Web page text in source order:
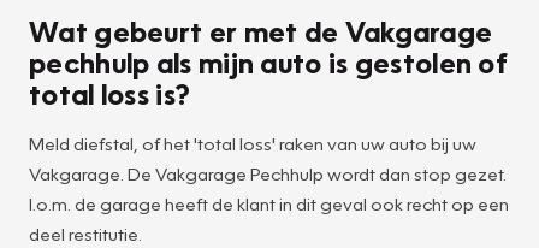
Wat gebeurt er met de Vakgarage
pechhulp als mijn auto is gestolen of
total loss is?
Meld diefstal, of het 'total loss' raken van uw auto bij uw
Vakgarage. De Vakgarage Pechhulp wordt dan stop gezet.
I.o.m. de garage heeft de klant in dit geval ook recht op een
deel restitutie.